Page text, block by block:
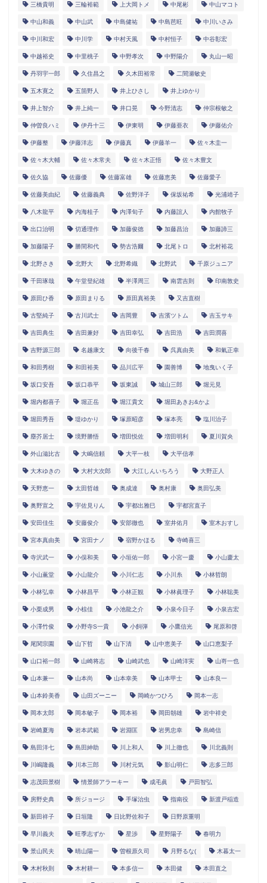
三橋貴明 三輪裕範 上大岡トメ 中尾彬 中山マコト
中山和義 中山武 中島健祐 中島芭旺 中川いさみ
中川和宏 中川学 中村天風 中村恒子 中谷彰宏
中越裕史 中里桃子 中野孝次 中野陽介 丸山一昭
丹羽宇一郎 久住昌之 久木田裕常 二間瀬敏史
五木寛之 五箇野人 井上ひさし 井上ゆかり
井上智介 井上純一 井口晃 今野清志 仲宗根敏之
仲曽良ハミ 伊丹十三 伊東明 伊藤亜衣 伊藤佑介
伊藤整 伊藤洋志 伊藤真 伊藤羊一 佐々木圭一
佐々木大輔 佐々木常夫 佐々木正悟 佐々木豊文
佐久協 佐藤優 佐藤富雄 佐藤恵美 佐藤愛子
佐藤美由紀 佐藤義典 佐野洋子 保坂祐希 光浦靖子
八木龍平 内海桂子 内澤旬子 内藤誼人 内館牧子
出口治明 切通理作 加藤俊徳 加藤昌治 加藤諦三
加藤陽子 勝間和代 勢古浩爾 北尾トロ 北村裕花
北野さき 北野大 北野希織 北野武 千原ジュニア
千田琢哉 午堂登紀雄 半澤周三 南雲吉則 印南敦史
原田ひ香 原田まりる 原田真裕美 又吉直樹
古堅純子 古川武士 吉岡豊 吉濱ツトム 吉玉サキ
吉田典生 吉田兼好 吉田幸弘 吉田浩 吉田潤喜
吉野源三郎 名越康文 向後千春 呉真由美 和氣正幸
和田秀樹 和田裕美 品川広平 園善博 地曳いく子
坂口安吾 坂口恭平 坂東誠 城山三郎 堀元見
堀内都喜子 堀正岳 堀江貴文 堀田あきお&かよ
堀田秀吾 堤ゆかり 塚原昭彦 塚本亮 塩川治子
塵芥居士 境野勝悟 増田悦佐 増田明利 夏川賀央
外山滋比古 大嶋信頼 大平一枝 大平信孝
大木ゆきの 大村大次郎 大江しんいちろう 大野正人
天野恵一 太田哲雄 奥成達 奥村康 奥田弘美
奥野宣之 宇佐見りん 宇都出雅巳 宇都宮直子
安田佳生 安藤俊介 安部徹也 室井佑月 室木おすし
宮本真由美 宮田ナノ 宿野かほる 寺崎喜三
寺沢武一 小俣和美 小垣佑一郎 小宮一慶 小山慶太
小山薫堂 小山龍介 小川仁志 小川糸 小林哲朗
小林弘幸 小林昌平 小林正観 小林眞理子 小林聡美
小栗成男 小椋佳 小池龍之介 小泉今日子 小泉吉宏
小澤竹俊 小野寺S一貴 小飼弾 小鷹信光 尾原和啓
尾関宗園 山下哲 山下清 山中恵美子 山口恵梨子
山口裕一郎 山崎将志 山崎武也 山崎洋実 山嵜一也
山本兼一 山本尚 山本幸美 山本甲士 山本良一
山本鈴美香 山田ズーニー 岡崎かつひろ 岡本一志
岡本太郎 岡本敏子 岡本裕 岡田朝雄 岩中祥史
岩崎夏海 岩本武範 岩淵匡 岩男忠幸 島崎信
島田洋七 島田紳助 川上和人 川上徹也 川北義則
川嶋隆義 川本三郎 川村元気 影山明仁 志多三郎
志茂田景樹 情景師アラーキー 成毛眞 戸田智弘
房野史典 所ジョージ 手塚治虫 指南役 新渡戸稲造
新田祥子 日垣隆 日比野佐和子 日野原重明
早川義夫 旺季志ずか 星渉 星野陽子 春明力
景山民夫 晴山陽一 曽根原久司 月野るな( 木暮太一
木村秋則 木村耕一 本多信一 本田健 本田直之